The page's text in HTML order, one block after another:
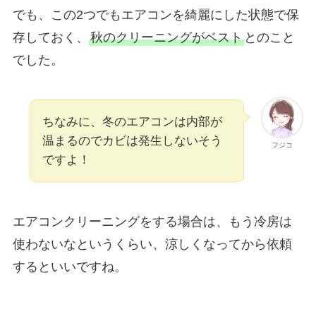
でも、この2つでもエアコンを綺麗にした状態で保
存しておく、 秋のクリーニングがベストとのこと
でした。
フジコ
ちなみに、冬のエアコンは内部が
温まるのでカビは発生しないそう
ですよ！
エアコンクリーニングをする場合は、もう冷房は
使わないなというくらい、涼しくなってから依頼
するといいですね。